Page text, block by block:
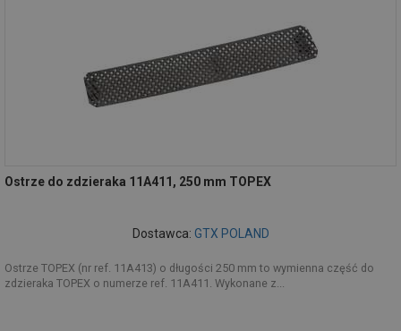
Ostrze do zdzieraka 11A411, 250 mm TOPEX
Dostawca: GTX POLAND
Ostrze TOPEX (nr ref. 11A413) o długości 250 mm to wymienna część do
zdzieraka TOPEX o numerze ref. 11A411. Wykonane z...